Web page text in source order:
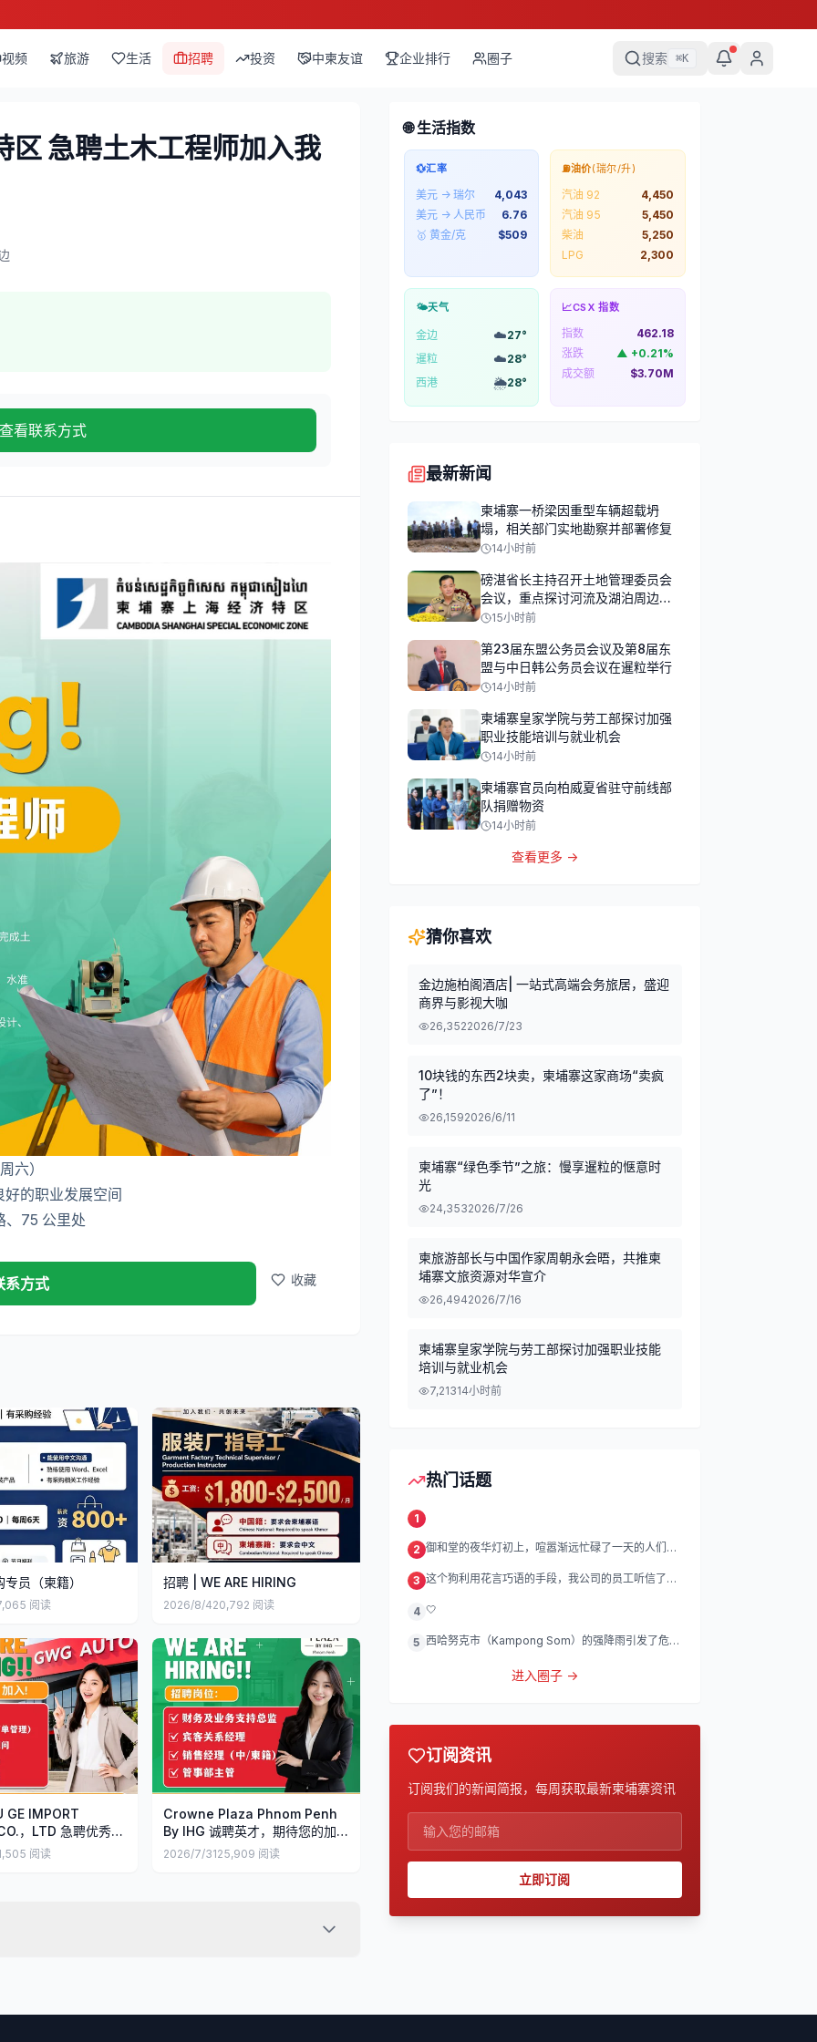
视频 旅游 生活 招聘 投资 中柬友谊 企业排行 圈子 搜索 ⌘K
区 急聘土木工程师加入我
查看联系方式
六）
好的职业发展空间
、75 公里处
系方式 收藏
员（柬籍）
阅读
招聘 | WE ARE HIRING
2026/8/420,792 阅读
GE IMPORT
，LTD 急聘优秀人
阅读
Crowne Plaza Phnom Penh
By IHG 诚聘英才，期待您的加
入！
2026/7/3125,909 阅读
🌐 生活指数
💱汇率
美元 → 瑞尔
4,043
美元 → 人民币
6.76
🥇 黄金/克
$509
⛽油价(瑞尔/升)
汽油 92
4,450
汽油 95
5,450
柴油
5,250
LPG
2,300
🌤️天气
金边 ☁️27°
暹粒
☁️28°
西港
🌦️28°
📈CSX 指数
指数
462.18
涨跌
▲ +0.21%
成交额
$3.70M
最新新闻
柬埔寨一桥梁因重型车辆超载坍
塌，相关部门实地勘察并部署修复
14小时前
磅湛省长主持召开土地管理委员会
会议，重点探讨河流及湖泊周边土
地占用问题
15小时前
第23届东盟公务员会议及第8届东
盟与中日韩公务员会议在暹粒举行
14小时前
柬埔寨皇家学院与劳工部探讨加强
职业技能培训与就业机会
14小时前
柬埔寨官员向柏威夏省驻守前线部
队捐赠物资
14小时前
查看更多 →
猜你喜欢
金边施柏阁酒店| 一站式高端会务旅居，盛迎
商界与影视大咖
26,3522026/7/23
10块钱的东西2块卖，柬埔寨这家商场“卖疯
了”！
26,1592026/6/11
柬埔寨“绿色季节”之旅：慢享暹粒的惬意时
光
24,3532026/7/26
柬旅游部长与中国作家周朝永会晤，共推柬
埔寨文旅资源对华宣介
26,4942026/7/16
柬埔寨皇家学院与劳工部探讨加强职业技能
培训与就业机会
7,21314小时前
热门话题
1
2 御和堂的夜华灯初上，喧嚣渐远忙碌了一天的人们渐
3 这个狗利用花言巧语的手段，我公司的员工听信了他
4 🤍
5 西哈努克市（Kampong Som）的强降雨引发了危险
进入圈子 →
订阅资讯
订阅我们的新闻简报，每周获取最新柬埔寨资讯
立即订阅